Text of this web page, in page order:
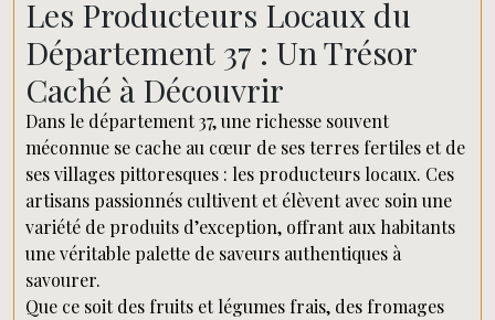
Les Producteurs Locaux du
Département 37 : Un Trésor
Caché à Découvrir
Dans le département 37, une richesse souvent
méconnue se cache au cœur de ses terres fertiles et de
ses villages pittoresques : les producteurs locaux. Ces
artisans passionnés cultivent et élèvent avec soin une
variété de produits d’exception, offrant aux habitants
une véritable palette de saveurs authentiques à
savourer.
Que ce soit des fruits et légumes frais, des fromages